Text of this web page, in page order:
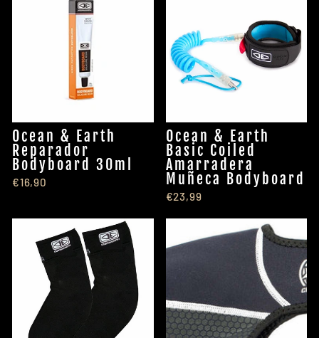
Ocean & Earth
Reparador
Bodyboard 30ml
€16,90
Ocean & Earth
Basic Coiled
Amarradera
Muñeca Bodyboard
€23,99